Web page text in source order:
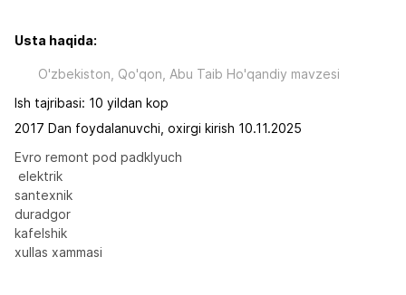
Usta haqida:
O'zbekiston, Qo'qon, Abu Taib Ho'qandiy mavzesi
Ish tajribasi: 10 yildan kop
2017 Dan foydalanuvchi, oxirgi kirish 10.11.2025
Evro remont pod padklyuch
santexnik
duradgor
kafelshik
xullas xammasi